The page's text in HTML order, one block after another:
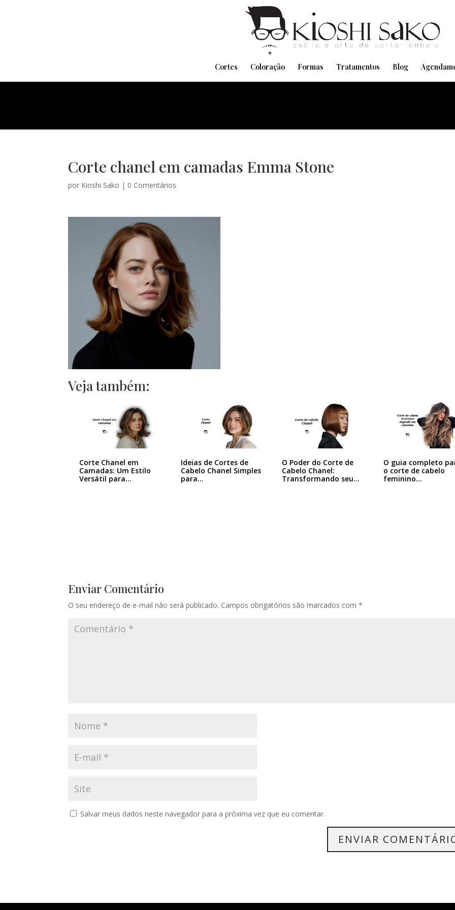
Cortes Coloração Formas Tratamentos Blog
Corte chanel em camadas Emma Stone
por Kioshi Sako | 0 Comentários
Veja também:
Corte Chanel em
Camadas: Um Estilo
Versátil para…
Ideias de Cortes de
Cabelo Chanel Simples
para…
O Poder do Corte de
Cabelo Chanel:
Transformando seu…
O guia completo
o corte de cabelo
feminino…
Enviar Comentário
O seu endereço de e-mail não será publicado. Campos obrigatórios são marcados com*
Salvar meus dados neste navegador para a próxima vez que eu comentar.
Pensando em transformar seu Visual??
Agende pelo Whatsapp